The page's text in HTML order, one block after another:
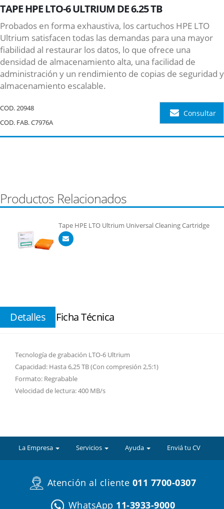
TAPE HPE LTO-6 ULTRIUM DE 6.25 TB
Probados en forma exhaustiva, los cartuchos HPE LTO
Ultrium satisfacen todas las demandas para una mayor
fiabilidad al restaurar los datos, lo que ofrece una
densidad de almacenamiento alta, una facilidad de
administración y un rendimiento de copias de seguridad y
almacenamiento escalable.
COD.20948
COD. FAB. C7976A
Consultar
Productos Relacionados
Tape HPE LTO Ultrium Universal Cleaning Cartridge
Detalles Ficha Técnica
Tecnología de grabación LTO-6 Ultrium
Capacidad: Hasta 6,25 TB (Con compresión 2,5:1)
Formato: Regrabable
Velocidad de lectura: 400 MB/s
La Empresa Servicios Ayuda Enviá tu CV
Atención al cliente 011 7700-0307
WhatsApp 11-3933-9000